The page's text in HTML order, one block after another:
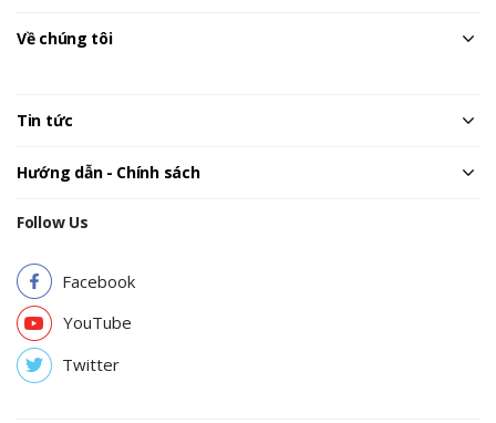
Về chúng tôi
Tin tức
Hướng dẫn - Chính sách
Follow Us
Facebook
YouTube
Twitter